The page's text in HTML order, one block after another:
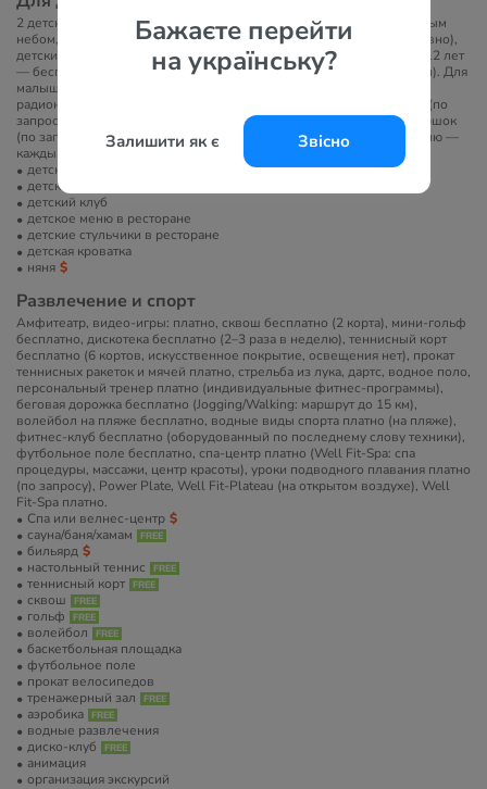
Бажаєте перейти
на українську?
Залишити як є Звісно
2 детских бассейн с пресной водой, детская площадка (под открытым
небом, огорожена, покрытие — трава), детская дискотека (ежедневно),
детский клуб (с утренними и дневными программами для детей 4-12 лет
— бесплатно), программы для подростков (только в высокий сезон). Для
малышей: стерилизатор для бутылочек (по запросу, бесплатно),
радионяня (по запросу, бесплатно), подогреватель для бутылочек (по
запросу, бесплатно), детская ванночка (по запросу, бесплатно), горшок
(по запросу, бесплатно), детские коляски (по запросу), детское меню —
каждый день в главном ресторане.
детский бассейн
детская площадка
детский клуб
детское меню в ресторане
детские стульчики в ресторане
детская кроватка
няня
Развлечение и спорт
Амфитеатр, видео-игры: платно, сквош бесплатно (2 корта), мини-гольф
бесплатно, дискотека бесплатно (2–3 раза в неделю), теннисный корт
бесплатно (6 кортов, искусственное покрытие, освещения нет), прокат
теннисных ракеток и мячей платно, стрельба из лука, дартс, водное поло,
персональный тренер платно (индивидуальные фитнес-программы),
беговая дорожка бесплатно (Jogging/Walking: маршрут до 15 км),
волейбол на пляже бесплатно, водные виды спорта платно (на пляже),
фитнес-клуб бесплатно (оборудованный по последнему слову техники),
футбольное поле бесплатно, спа-центр платно (Well Fit-Spa: спа
процедуры, массажи, центр красоты), уроки подводного плавания платно
(по запросу), Power Plate, Well Fit-Plateau (на открытом воздухе), Well
Fit-Spa платно.
Спа или велнес-центр
сауна/баня/хамам
бильярд
настольный теннис
теннисный корт
сквош
гольф
волейбол
баскетбольная площадка
футбольное поле
прокат велосипедов
тренажерный зал
аэробика
водные развлечения
диско-клуб
анимация
организация экскурсий